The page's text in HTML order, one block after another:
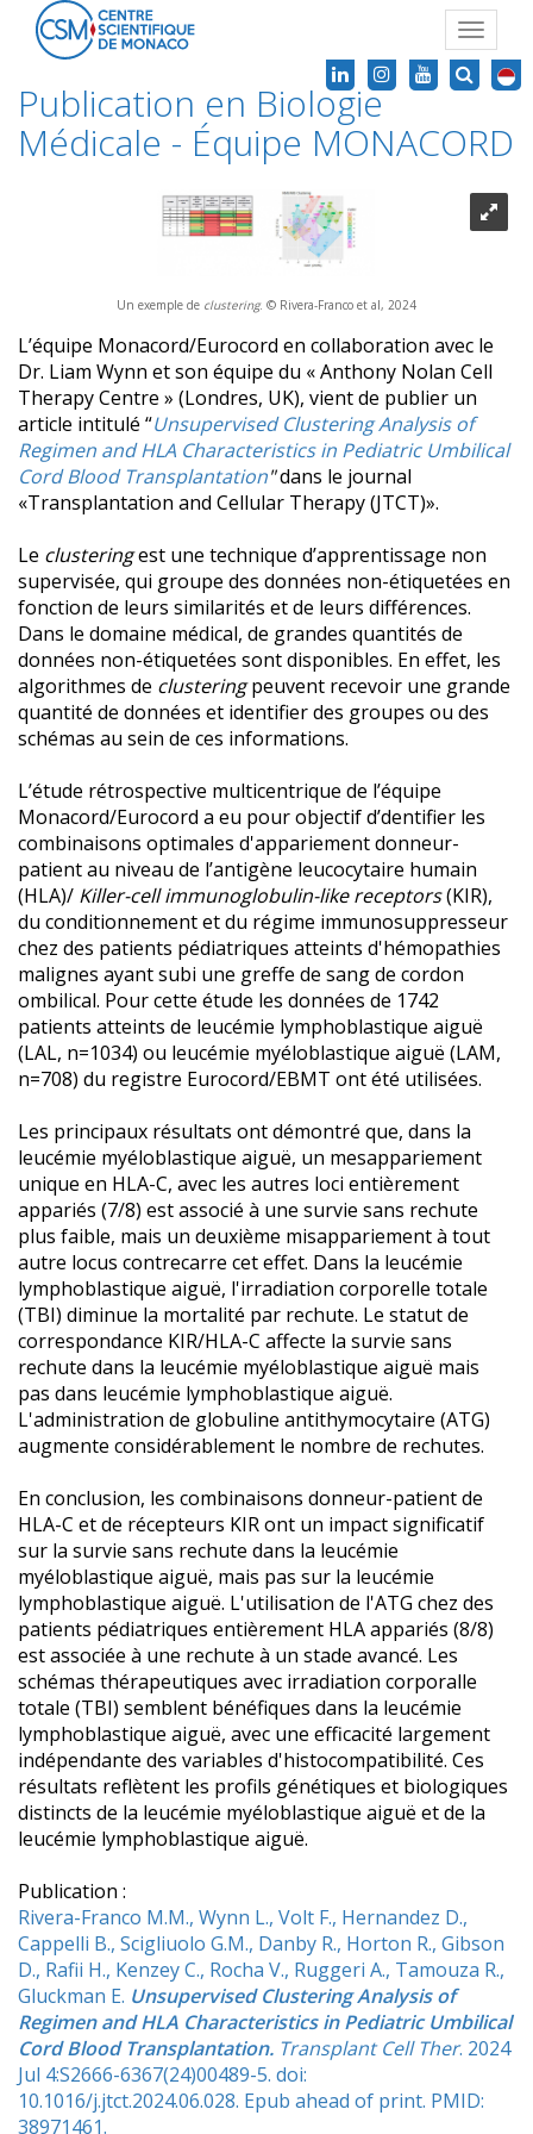
Toggle
Publication en Biologie
Médicale - Équipe MONACORD
Un exemple de clustering. © Rivera-Franco et al, 2024
L’équipe Monacord/Eurocord en collaboration avec le
Dr. Liam Wynn et son équipe du « Anthony Nolan Cell
Therapy Centre » (Londres, UK), vient de publier un
article intitulé “Unsupervised Clustering Analysis of
Regimen and HLA Characteristics in Pediatric Umbilical
Cord Blood Transplantation"dans le journal
«Transplantation and Cellular Therapy (JTCT)».
Le clusteringest une technique d’apprentissage non
supervisée, qui groupe des données non-étiquetées en
fonction de leurs similarités et de leurs différences.
Dans le domaine médical, de grandes quantités de
données non-étiquetées sont disponibles. En effet, les
algorithmes de clusteringpeuvent recevoir une grande
quantité de données et identifier des groupes ou des
schémas au sein de ces informations.
L’étude rétrospective multicentrique de l’équipe
Monacord/Eurocord a eu pour objectif d’dentifier les
combinaisons optimales d'appariement donneur-
patient au niveau de l’antigène leucocytaire humain
(HLA)/ Killer-cell immunoglobulin-like receptors(KIR),
du conditionnement et du régime immunosuppresseur
chez des patients pédiatriques atteints d'hémopathies
malignes ayant subi une greffe de sang de cordon
ombilical. Pour cette étude les données de 1742
patients atteints de leucémie lymphoblastique aiguë
(LAL, n=1034) ou leucémie myéloblastique aiguë (LAM,
n=708) du registre Eurocord/EBMT ont été utilisées.
Les principaux résultats ont démontré que, dans la
leucémie myéloblastique aiguë, un mesappariement
unique en HLA-C, avec les autres loci entièrement
appariés (7/8) est associé à une survie sans rechute
plus faible, mais un deuxième misappariement à tout
autre locus contrecarre cet effet. Dans la leucémie
lymphoblastique aiguë, l'irradiation corporelle totale
(TBI) diminue la mortalité par rechute. Le statut de
correspondance KIR/HLA-C affecte la survie sans
rechute dans la leucémie myéloblastique aiguë mais
pas dans leucémie lymphoblastique aiguë.
L'administration de globuline antithymocytaire (ATG)
augmente considérablement le nombre de rechutes.
En conclusion, les combinaisons donneur-patient de
HLA-C et de récepteurs KIR ont un impact significatif
sur la survie sans rechute dans la leucémie
myéloblastique aiguë, mais pas sur la leucémie
lymphoblastique aiguë. L'utilisation de l'ATG chez des
patients pédiatriques entièrement HLA appariés (8/8)
est associée à une rechute à un stade avancé. Les
schémas thérapeutiques avec irradiation corporalle
totale (TBI) semblent bénéfiques dans la leucémie
lymphoblastique aiguë, avec une efficacité largement
indépendante des variables d'histocompatibilité. Ces
résultats reflètent les profils génétiques et biologiques
distincts de la leucémie myéloblastique aiguë et de la
leucémie lymphoblastique aiguë.
Publication :
Rivera-Franco M.M., Wynn L., Volt F., Hernandez D.,
Cappelli B., Scigliuolo G.M., Danby R., Horton R., Gibson
D., Rafii H., Kenzey C., Rocha V., Ruggeri A., Tamouza R.,
Gluckman E. Unsupervised Clustering Analysis of
Regimen and HLA Characteristics in Pediatric Umbilical
Cord Blood Transplantation. Transplant Cell Ther. 2024
Jul 4:S2666-6367(24)00489-5. doi:
10.1016/j.jtct.2024.06.028. Epub ahead of print. PMID:
38971461.